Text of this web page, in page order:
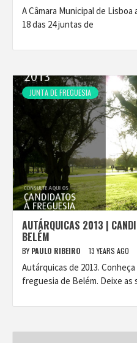
A Câmara Municipal de
18 das 24 juntas de
JUNTA DE FREGUESIA
AUTÁRQUICAS 2013 |
BELÉM
BY PAULO RIBEIRO 13 YEARS AGO
Autárquicas de 2013.
freguesia de Belém. Deixe as